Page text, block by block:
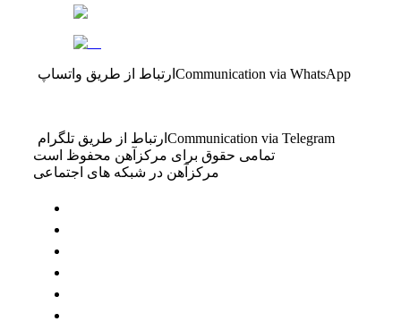
ارتباط از طریق واتساپ Communication via WhatsApp
ارتباط از طریق تلگرام Communication via Telegram
تمامی حقوق برای مرکزآهن محفوظ است
مرکزآهن در شبکه های اجتماعی